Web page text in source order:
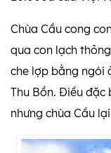
Chùa Cầu cong
qua con lạch
che lợp bằng ngói
Thu Bồn. Điều
nhưng chùa Cầu